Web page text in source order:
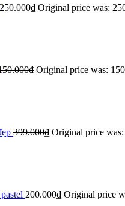
250.000₫ Original price was:
₫ Original price was:
399.000₫ Original price
200.000₫ Original price